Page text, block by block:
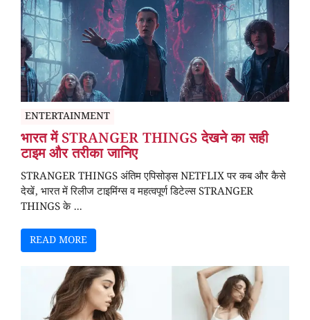
ENTERTAINMENT
भारत में STRANGER THINGS देखने का सही
टाइम और तरीका जानिए
STRANGER THINGS अंतिम एपिसोड्स NETFLIX पर कब और कैसे
देखें, भारत में रिलीज टाइमिंग्स व महत्वपूर्ण डिटेल्स STRANGER
THINGS के ...
READ MORE